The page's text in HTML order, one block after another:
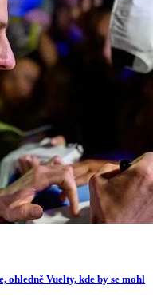
ohledně Vuelty, kde by se mohl